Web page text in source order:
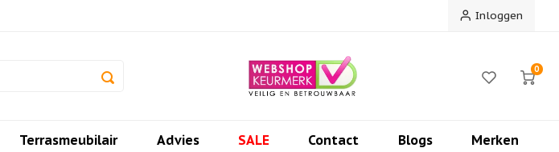
Inloggen
0
Terrasmeubilair Advies SALE Contact Blogs Merken